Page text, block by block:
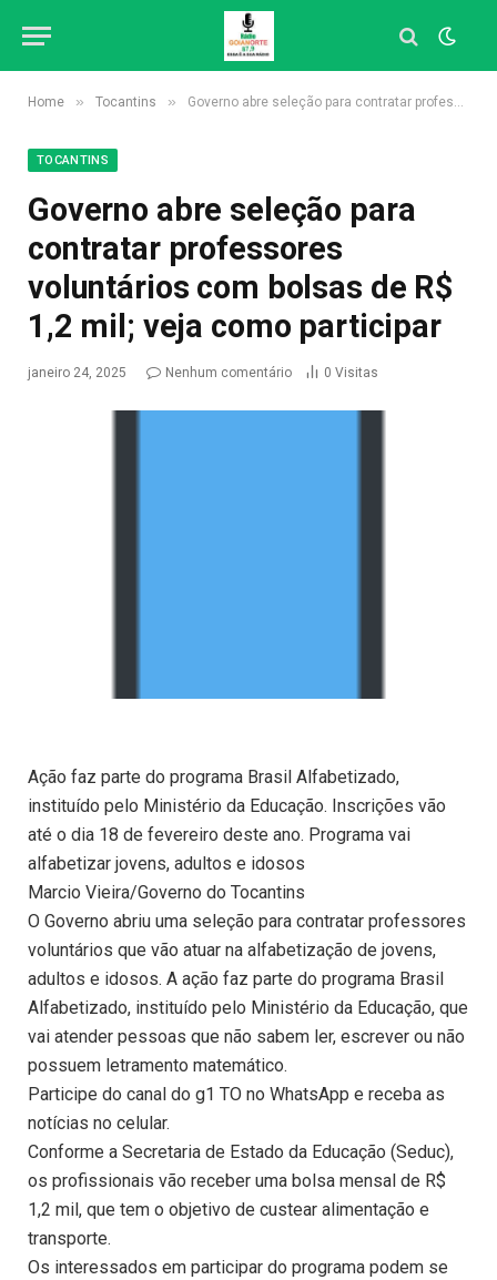
Home » Tocantins » Governo abre seleção para contratar professores voluntários com bolsas de R$ 1,2 mil; veja como participar
TOCANTINS
Governo abre seleção para
contratar professores
voluntários com bolsas de R$
1,2 mil; veja como participar
janeiro 24, 2025 Nenhum comentário 0 Visitas
Ação faz parte do programa Brasil Alfabetizado,
instituído pelo Ministério da Educação. Inscrições vão
até o dia 18 de fevereiro deste ano. Programa vai
alfabetizar jovens, adultos e idosos
Marcio Vieira/Governo do Tocantins
O Governo abriu uma seleção para contratar professores
voluntários que vão atuar na alfabetização de jovens,
adultos e idosos. A ação faz parte do programa Brasil
Alfabetizado, instituído pelo Ministério da Educação, que
vai atender pessoas que não sabem ler, escrever ou não
possuem letramento matemático.
Participe do canal do g1 TO no WhatsApp e receba as
notícias no celular.
Conforme a Secretaria de Estado da Educação (Seduc),
os profissionais vão receber uma bolsa mensal de R$
1,2 mil, que tem o objetivo de custear alimentação e
transporte.
Os interessados em participar do programa podem se